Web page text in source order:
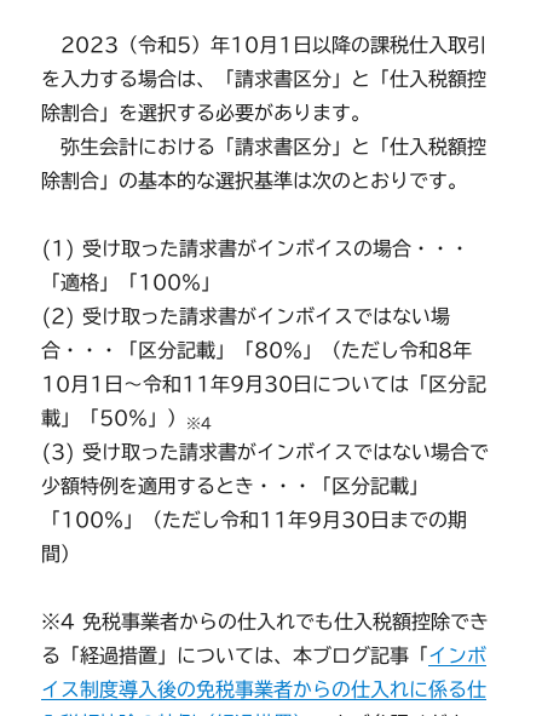
2023（令和5）年10月1日以降の課税仕入取引
を入力する場合は、「請求書区分」と「仕入税額控
除割合」を選択する必要があります。
弥生会計における「請求書区分」と「仕入税額控
除割合」の基本的な選択基準は次のとおりです。
(1) 受け取った請求書がインボイスの場合・・・
「適格」「100％」
(2) 受け取った請求書がインボイスではない場
合・・・「区分記載」「80％」（ただし令和8年
10月1日～令和11年9月30日については「区分記
載」「50％」）
※4
(3) 受け取った請求書がインボイスではない場合で
少額特例を適用するとき・・・「区分記載」
「100％」（ただし令和11年9月30日までの期
間）
※4 免税事業者からの仕入れでも仕入税額控除でき
る「経過措置」については、本ブログ記事「 インボ
イス制度導入後の免税事業者からの仕入れに係る仕